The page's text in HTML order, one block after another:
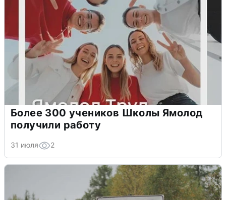
Более 300 учеников Школы Ямолод
получили работу
31 июля 2